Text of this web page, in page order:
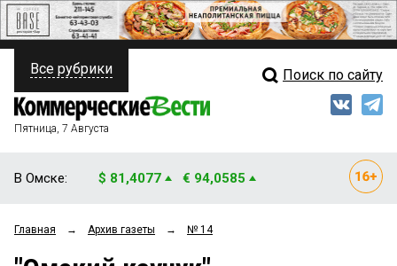
ПОЛИТИКА
ФИНАНСЫ
ОБЩЕСТВО
Свежий выпуск
Все рубрики Поиск по сайту
Пятница, 7 Августа
В Омске: $ 81,4077 € 94,0585
Главная → Архив газеты → № 14